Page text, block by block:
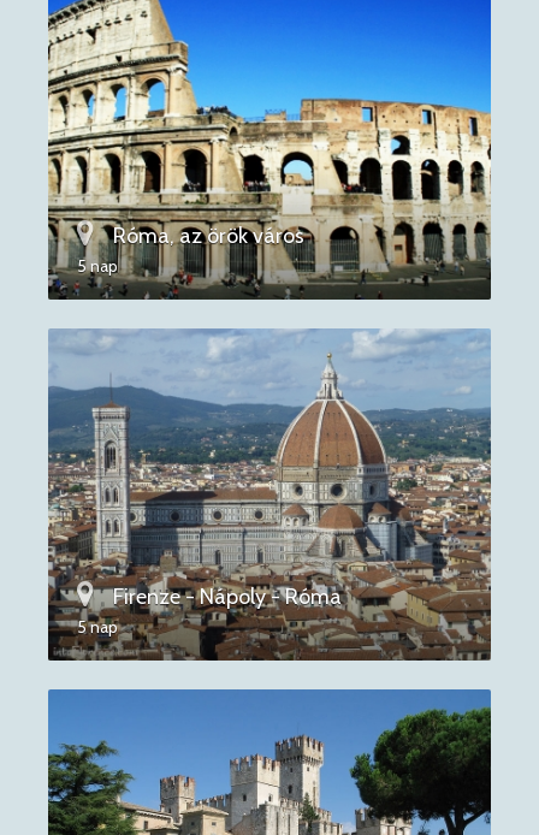
Róma, az örök város
5 nap
Firenze - Nápoly - Róma
5 nap